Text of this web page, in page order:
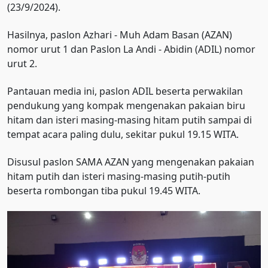
(23/9/2024).
Hasilnya, paslon Azhari - Muh Adam Basan (AZAN)
nomor urut 1 dan Paslon La Andi - Abidin (ADIL) nomor
urut 2.
Pantauan media ini, paslon ADIL beserta perwakilan
pendukung yang kompak mengenakan pakaian biru
hitam dan isteri masing-masing hitam putih sampai di
tempat acara paling dulu, sekitar pukul 19.15 WITA.
Disusul paslon SAMA AZAN yang mengenakan pakaian
hitam putih dan isteri masing-masing putih-putih
beserta rombongan tiba pukul 19.45 WITA.